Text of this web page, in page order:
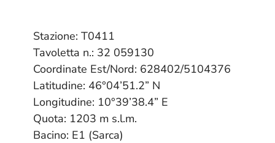
Stazione: T0411
Tavoletta n.: 32 059130
Coordinate Est/Nord: 628402/5104376
Latitudine: 46°04’51.2” N
Longitudine: 10°39’38.4” E
Quota: 1203 m s.l.m.
Bacino: E1 (Sarca)